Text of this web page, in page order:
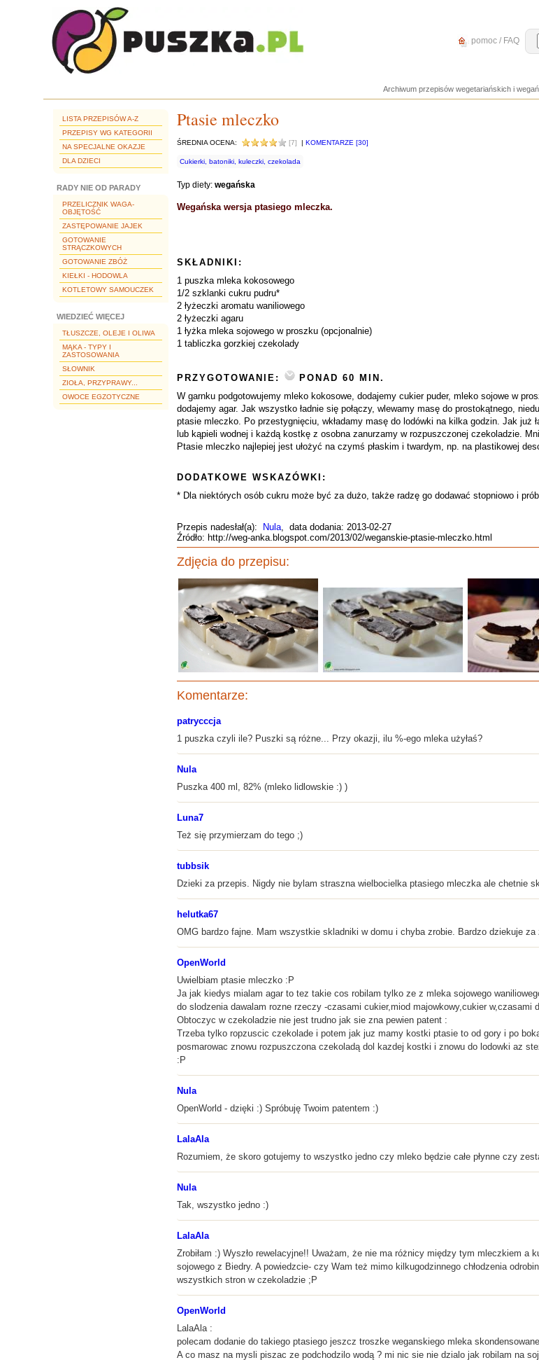
pomoc / FAQ
Archiwum przepisów wegetariańskich i
LISTA PRZEPISÓW A-Z
PRZEPISY WG KATEGORII
NA SPECJALNE OKAZJE
DLA DZIECI
RADY NIE OD PARADY
PRZELICZNIK WAGA-
OBJĘTOŚĆ
ZASTĘPOWANIE JAJEK
GOTOWANIE
STRĄCZKOWYCH
GOTOWANIE ZBÓŻ
KIEŁKI - HODOWLA
KOTLETOWY SAMOUCZEK
WIEDZIEĆ WIĘCEJ
TŁUSZCZE, OLEJE I OLIWA
MĄKA - TYPY I
ZASTOSOWANIA
SŁOWNIK
ZIOŁA, PRZYPRAWY...
OWOCE EGZOTYCZNE
Ptasie mleczko
ŚREDNIA OCENA: [7] | KOMENTARZE [30]
Cukierki, batoniki, kuleczki, czekolada
Typ diety: wegańska
Wegańska wersja ptasiego mleczka.
SKŁADNIKI:
1 puszka mleka kokosowego
1/2 szklanki cukru pudru*
2 łyżeczki aromatu waniliowego
2 łyżeczki agaru
1 łyżka mleka sojowego w proszku (opcjonalnie)
1 tabliczka gorzkiej czekolady
PRZYGOTOWANIE:
PONAD 60 MIN.
W garnku podgotowujemy mleko kokosowe, dodajemy cukier puder, mleko sojowe w
dodajemy agar. Jak wszystko ładnie się połączy, wlewamy masę do prostokątnego,
ptasie mleczko. Po przestygnięciu, wkładamy masę do lodówki na kilka godzin. Jak
lub kąpieli wodnej i każdą kostkę z osobna zanurzamy w rozpuszczonej czekoladzie.
Ptasie mleczko najlepiej jest ułożyć na czymś płaskim i twardym, np. na plastikowej
DODATKOWE WSKAZÓWKI:
* Dla niektórych osób cukru może być za dużo, także radzę go dodawać stopniowo i
Przepis nadesłał(a): Nula, data dodania: 2013-02-27
Źródło: http://weg-anka.blogspot.com/2013/02/weganskie-ptasie-mleczko.html
Zdjęcia do przepisu:
Komentarze:
patrycccja
1 puszka czyli ile? Puszki są różne... Przy okazji, ilu %-ego mleka użyłaś?
Nula
Puszka 400 ml, 82% (mleko lidlowskie :) )
Luna7
Też się przymierzam do tego ;)
tubbsik
Dzieki za przepis. Nigdy nie bylam straszna wielbocielka ptasiego mleczka ale chetnie
helutka67
OMG bardzo fajne. Mam wszystkie skladniki w domu i chyba zrobie. Bardzo dziekuje za
OpenWorld
Uwielbiam ptasie mleczko :P
Ja jak kiedys mialam agar to tez takie cos robilam tylko ze z mleka sojowego
do slodzenia dawalam rozne rzeczy -czasami cukier,miod majowkowy,cukier
Obtoczyc w czekoladzie nie jest trudno jak sie zna pewien patent :
Trzeba tylko ropzuscic czekolade i potem jak juz mamy kostki ptasie to od gory i po
posmarowac znowu rozpuszczona czekoladą dol kazdej kostki i znowu do lodowki az
:P
Nula
OpenWorld - dzięki :) Spróbuję Twoim patentem :)
LalaAla
Rozumiem, że skoro gotujemy to wszystko jedno czy mleko będzie całe płynne czy
Nula
Tak, wszystko jedno :)
LalaAla
Zrobiłam :) Wyszło rewelacyjne!! Uważam, że nie ma różnicy między tym mleczkiem
sojowego z Biedry. A powiedzcie- czy Wam też mimo kilkugodzinnego chłodzenia
wszystkich stron w czekoladzie ;P
OpenWorld
LalaAla :
polecam dodanie do takiego ptasiego jeszcz troszke weganskiego mleka
A co masz na mysli piszac ze podchodzilo wodą ? mi nic sie nie dzialo jak robilam na